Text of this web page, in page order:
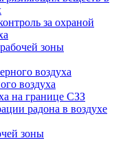
за охраной
зоны
воздуха
воздуха
на границе СЗЗ
радона в воздухе
зоны